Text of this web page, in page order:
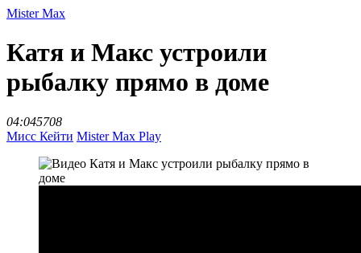
Mister Max
Катя и Макс устроили
рыбалку прямо в доме
04:045708
Мисс Кейти Mister Max Play